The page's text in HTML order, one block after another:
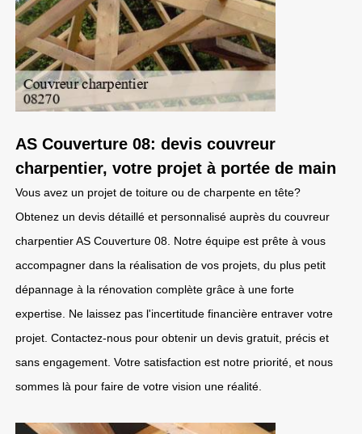
AS Couverture 08: devis couvreur
charpentier, votre projet à portée de main
Vous avez un projet de toiture ou de charpente en tête?
Obtenez un devis détaillé et personnalisé auprès du couvreur
charpentier AS Couverture 08. Notre équipe est prête à vous
accompagner dans la réalisation de vos projets, du plus petit
dépannage à la rénovation complète grâce à une forte
expertise. Ne laissez pas l'incertitude financière entraver votre
projet. Contactez-nous pour obtenir un devis gratuit, précis et
sans engagement. Votre satisfaction est notre priorité, et nous
sommes là pour faire de votre vision une réalité.